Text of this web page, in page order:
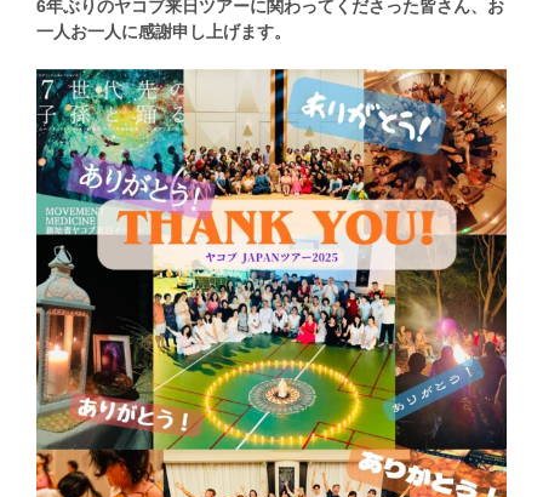
6年ぶりのヤコブ来日ツアーに関わってくださった皆さん、お
一人お一人に感謝申し上げます。